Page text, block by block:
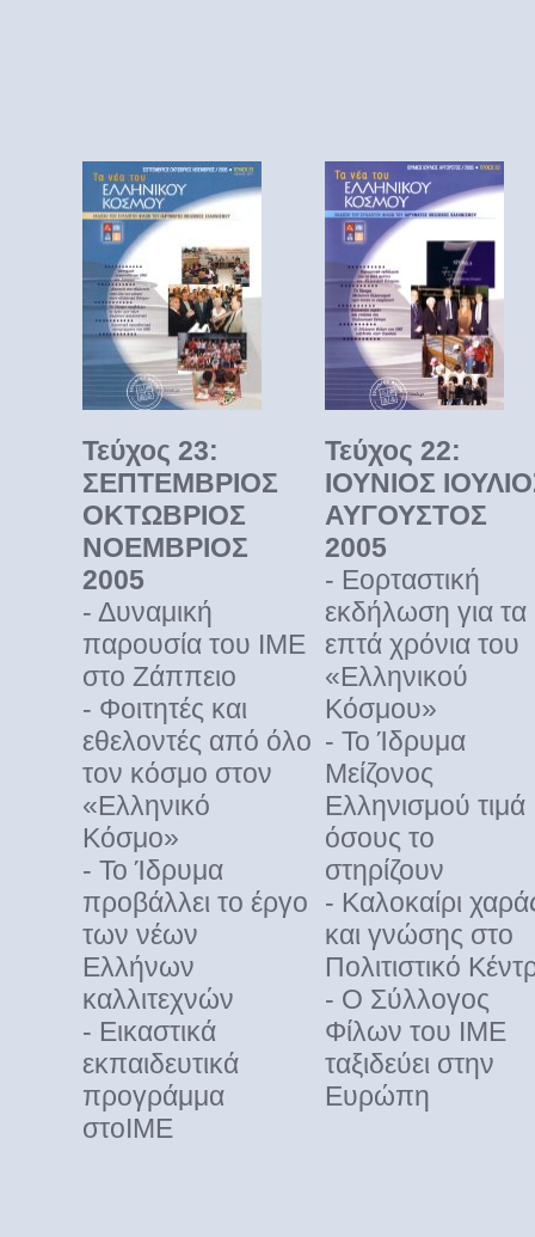
Τεύχος 23:
ΣΕΠΤΕΜΒΡΙΟΣ
ΟΚΤΩΒΡΙΟΣ
ΝΟΕΜΒΡΙΟΣ
2005
- Δυναμική
παρουσία του ΙΜΕ
στο Ζάππειο
- Φοιτητές και
εθελοντές από όλο
τον κόσμο στον
«Ελληνικό
Κόσμο»
- Το Ίδρυμα
προβάλλει το έργο
των νέων
Ελλήνων
καλλιτεχνών
- Εικαστικά
εκπαιδευτικά
προγράμμα
στοΙΜΕ
Τεύχος 22:
ΙΟΥΝΙΟΣ
ΑΥΓΟΥΣΤΟΣ
2005
- Εορταστική
εκδήλωση για τα
επτά χρόνια του
«Ελληνικού
Κόσμου»
- Το Ίδρυμα
Μείζονος
Ελληνισμού τιμά
όσους το
στηρίζουν
- Καλοκαίρι
και γνώσης στο
Πολιτιστικό
- Ο Σύλλογος
Φίλων του ΙΜΕ
ταξιδεύει στην
Ευρώπη